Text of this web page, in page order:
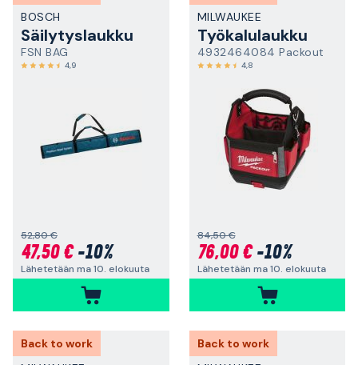
BOSCH
Säilytyslaukku
FSN BAG
4,9
52,80 €
47,50 €-10%
Lähetetään ma 10. elokuuta
MILWAUKEE
Työkalulaukku
4932464084 Packout
4,8
84,50 €
76,00 €-10%
Lähetetään ma 10. elokuuta
Back to work
Back to work